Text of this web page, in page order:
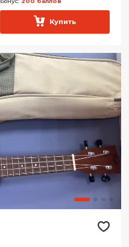
Купить